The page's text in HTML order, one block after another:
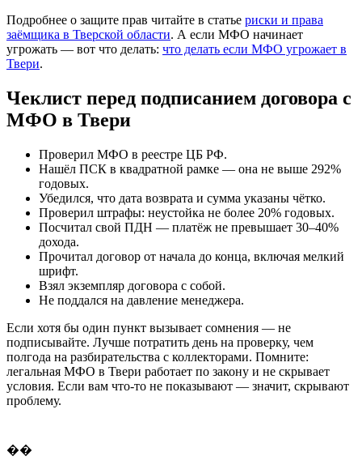
Подробнее о защите прав читайте в статье риски и права
заёмщика в Тверской области. А если МФО начинает
угрожать — вот что делать: что делать если МФО угрожает в
Твери.
Чеклист перед подписанием договора с
МФО в Твери
Проверил МФО в реестре ЦБ РФ.
Нашёл ПСК в квадратной рамке — она не выше 292%
годовых.
Убедился, что дата возврата и сумма указаны чётко.
Проверил штрафы: неустойка не более 20% годовых.
Посчитал свой ПДН — платёж не превышает 30–40%
дохода.
Прочитал договор от начала до конца, включая мелкий
шрифт.
Взял экземпляр договора с собой.
Не поддался на давление менеджера.
Если хотя бы один пункт вызывает сомнения — не
подписывайте. Лучше потратить день на проверку, чем
полгода на разбирательства с коллекторами. Помните:
легальная МФО в Твери работает по закону и не скрывает
условия. Если вам что-то не показывают — значит, скрывают
проблему.
��